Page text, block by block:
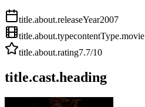
title.about.releaseYear2007
title.about.typecontentType.movie
title.about.rating7.7/10
title.cast.heading